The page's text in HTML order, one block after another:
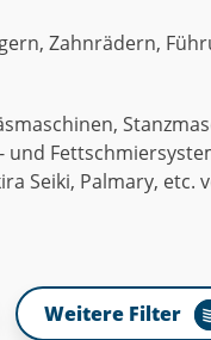
Zahnrädern,
Seiki, Palmary,
Weitere Filter